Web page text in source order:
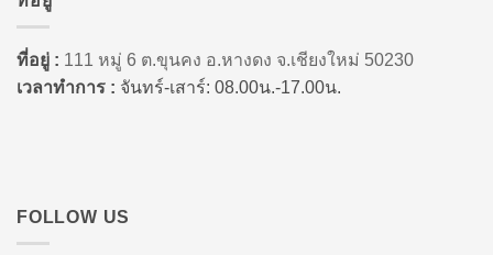
ที่อยู่ : 111 หมู่ 6 ต.ขุนคง อ.หางดง จ.เชียงใหม่ 50230
เวลาทำการ : จันทร์-เสาร์: 08.00น.-17.00น.
FOLLOW US